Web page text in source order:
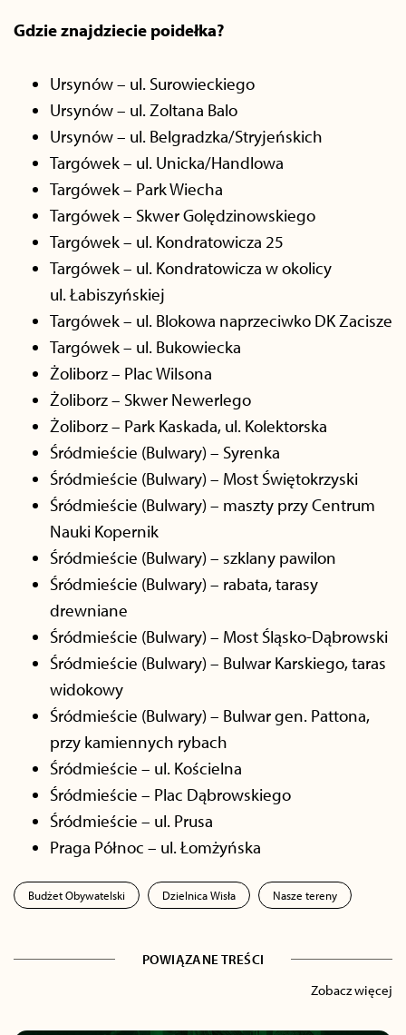
Gdzie znajdziecie poidełka?
Ursynów – ul. Surowieckiego
Ursynów – ul. Zoltana Balo
Ursynów – ul. Belgradzka/Stryjeńskich
Targówek – ul. Unicka/Handlowa
Targówek – Park Wiecha
Targówek – Skwer Golędzinowskiego
Targówek – ul. Kondratowicza 25
Targówek – ul. Kondratowicza w okolicy
ul. Łabiszyńskiej
Targówek – ul. Blokowa naprzeciwko DK Zacisze
Targówek – ul. Bukowiecka
Żoliborz – Plac Wilsona
Żoliborz – Skwer Newerlego
Żoliborz – Park Kaskada, ul. Kolektorska
Śródmieście (Bulwary) – Syrenka
Śródmieście (Bulwary) – Most Świętokrzyski
Śródmieście (Bulwary) – maszty przy Centrum
Nauki Kopernik
Śródmieście (Bulwary) – szklany pawilon
Śródmieście (Bulwary) – rabata, tarasy
drewniane
Śródmieście (Bulwary) – Most Śląsko-Dąbrowski
Śródmieście (Bulwary) – Bulwar Karskiego, taras
widokowy
Śródmieście (Bulwary) – Bulwar gen. Pattona,
przy kamiennych rybach
Śródmieście – ul. Kościelna
Śródmieście – Plac Dąbrowskiego
Śródmieście – ul. Prusa
Praga Północ – ul. Łomżyńska
Budżet Obywatelski Dzielnica Wisła Nasze tereny
POWIĄZANE TREŚCI
Zobacz więcej